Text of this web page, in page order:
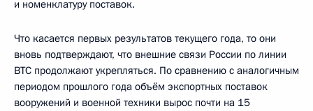
и номенклатуру поставок.
Что касается первых результатов текущего года, то они
вновь подтверждают, что внешние связи России по линии
ВТС продолжают укрепляться. По сравнению с аналогичным
периодом прошлого года объём экспортных поставок
вооружений и военной техники вырос почти на 15